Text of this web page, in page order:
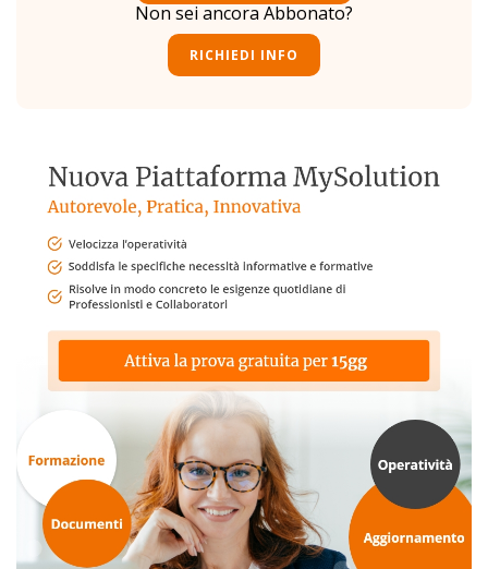
Non sei ancora Abbonato?
RICHIEDI INFO